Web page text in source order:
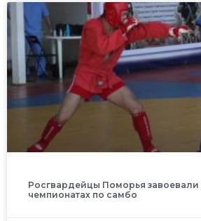
Росгвардейцы Поморья завоевали
чемпионатах по самбо